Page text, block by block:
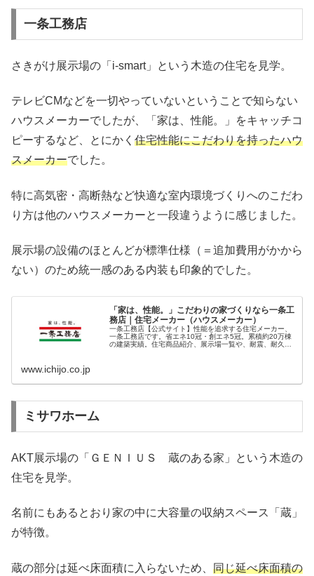
一条工務店
さきがけ展示場の「i-smart」という木造の住宅を見学。
テレビCMなどを一切やっていないということで知らない
ハウスメーカーでしたが、「家は、性能。」をキャッチコ
ピーするなど、とにかく 住宅性能にこだわりを持ったハウ
スメーカーでした。
特に高気密・高断熱など快適な室内環境づくりへのこだわ
り方は他のハウスメーカーと一段違うように感じました。
展示場の設備のほとんどが標準仕様（＝追加費用がかから
ない）のため統一感のある内装も印象的でした。
「家は、性能。」こだわりの家づくりなら一条工
務店｜住宅メーカー（ハウスメーカー）
一条工務店【公式サイト】性能を追求する住宅メーカー、
一条工務店です。省エネ10冠・創エネ5冠。累積約20万棟
の建築実績。住宅商品紹介、展示場一覧や、耐震、耐久、
www.ichijo.co.jp
ミサワホーム
AKT展示場の「ＧＥＮＩＵＳ 蔵のある家」という木造の
住宅を見学。
名前にもあるとおり家の中に大容量の収納スペース「蔵」
が特徴。
蔵の部分は延べ床面積に入らないため、 同じ延べ床面積の